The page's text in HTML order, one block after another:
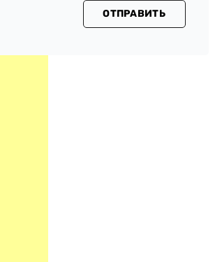
ОТПРАВИТЬ